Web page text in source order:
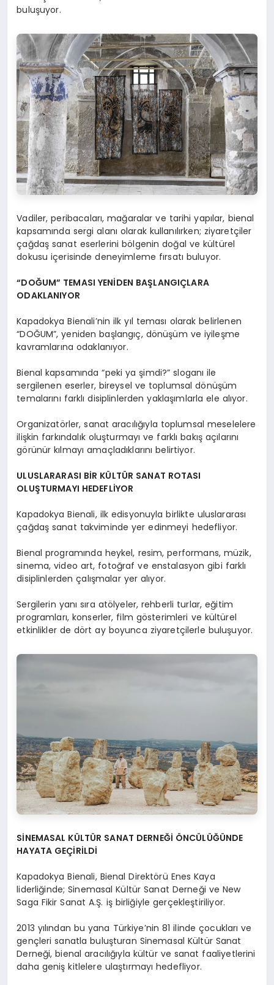
buluşuyor.
Vadiler, peribacaları, mağaralar ve tarihi yapılar, bienal
kapsamında sergi alanı olarak kullanılırken; ziyaretçiler
çağdaş sanat eserlerini bölgenin doğal ve kültürel
dokusu içerisinde deneyimleme fırsatı buluyor.
“DOĞUM” TEMASI YENİDEN BAŞLANGIÇLARA
ODAKLANIYOR
Kapadokya Bienali’nin ilk yıl teması olarak belirlenen
“DOĞUM”, yeniden başlangıç, dönüşüm ve iyileşme
kavramlarına odaklanıyor.
Bienal kapsamında “peki ya şimdi?” sloganı ile
sergilenen eserler, bireysel ve toplumsal dönüşüm
temalarını farklı disiplinlerden yaklaşımlarla ele alıyor.
Organizatörler, sanat aracılığıyla toplumsal meselelere
ilişkin farkındalık oluşturmayı ve farklı bakış açılarını
görünür kılmayı amaçladıklarını belirtiyor.
ULUSLARARASI BİR KÜLTÜR SANAT ROTASI
OLUŞTURMAYI HEDEFLİYOR
Kapadokya Bienali, ilk edisyonuyla birlikte uluslararası
çağdaş sanat takviminde yer edinmeyi hedefliyor.
Bienal programında heykel, resim, performans, müzik,
sinema, video art, fotoğraf ve enstalasyon gibi farklı
disiplinlerden çalışmalar yer alıyor.
Sergilerin yanı sıra atölyeler, rehberli turlar, eğitim
programları, konserler, film gösterimleri ve kültürel
etkinlikler de dört ay boyunca ziyaretçilerle buluşuyor.
SİNEMASAL KÜLTÜR SANAT DERNEĞİ ÖNCÜLÜĞÜNDE
HAYATA GEÇİRİLDİ
Kapadokya Bienali, Bienal Direktörü Enes Kaya
liderliğinde; Sinemasal Kültür Sanat Derneği ve New
Saga Fikir Sanat A.Ş. iş birliğiyle gerçekleştiriliyor.
2013 yılından bu yana Türkiye’nin 81 ilinde çocukları ve
gençleri sanatla buluşturan Sinemasal Kültür Sanat
Derneği, bienal aracılığıyla kültür ve sanat faaliyetlerini
daha geniş kitlelere ulaştırmayı hedefliyor.